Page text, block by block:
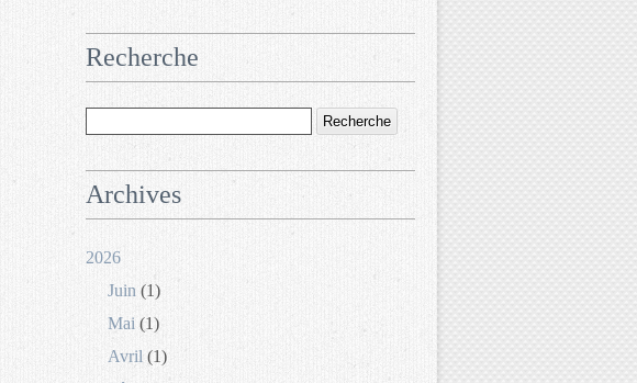
Recherche
Archives
2026
Juin (1)
Mai (1)
Avril (1)